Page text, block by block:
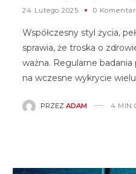
24 Lutego 2025 0
Współczesny styl życia,
sprawia, że troska o
ważna. Regularne
na wczesne wykrycie
PRZEZADAM 4 MIN